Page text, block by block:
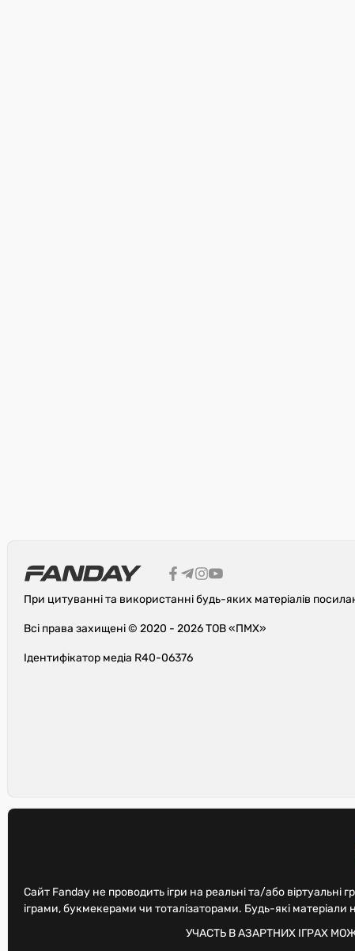
При цитуванні та використанні будь-яких матеріалів
Всі права захищені © 2020 - 2026 ТОВ «ПМХ»
Ідентифікатор медіа R40-06376
Сайт Fanday не проводить ігри на реальні та/або віртуальні
іграми, букмекерами чи тоталізаторами. Будь-які
УЧАСТЬ В АЗАРТНИХ ІГРАХ